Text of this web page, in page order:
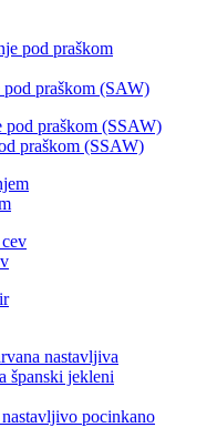
praškom (SAW)
praškom (SSAW)
pocinkano